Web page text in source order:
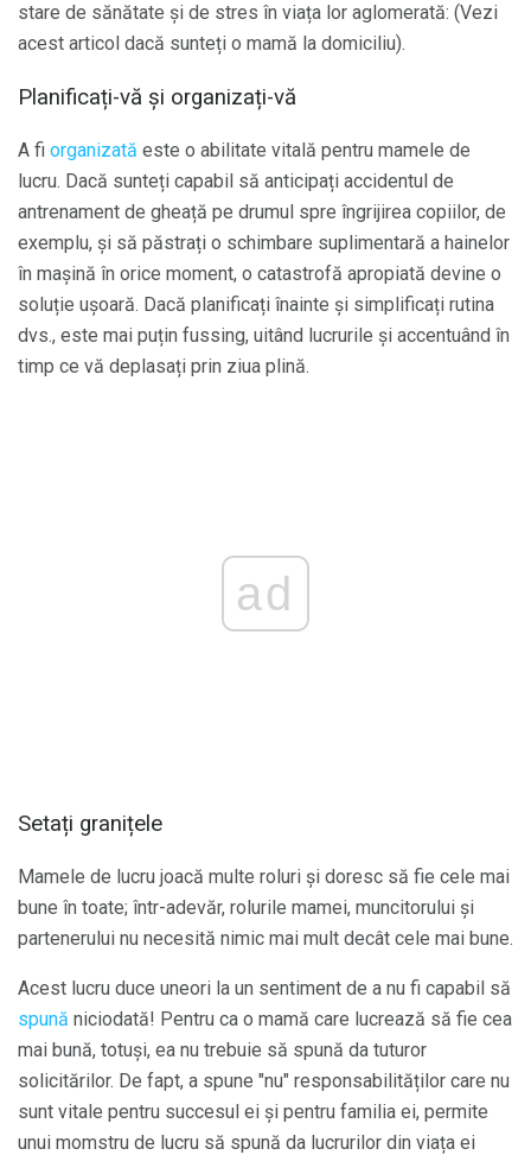
stare de sănătate și de stres în viața lor aglomerată: (Vezi
acest articol dacă sunteți o mamă la domiciliu).
Planificați-vă și organizați-vă
A fi organizată este o abilitate vitală pentru mamele de
lucru. Dacă sunteți capabil să anticipați accidentul de
antrenament de gheață pe drumul spre îngrijirea copiilor, de
exemplu, și să păstrați o schimbare suplimentară a hainelor
în mașină în orice moment, o catastrofă apropiată devine o
soluție ușoară. Dacă planificați înainte și simplificați rutina
dvs., este mai puțin fussing, uitând lucrurile și accentuând în
timp ce vă deplasați prin ziua plină.
ad
Setați granițele
Mamele de lucru joacă multe roluri și doresc să fie cele mai
bune în toate; într-adevăr, rolurile mamei, muncitorului și
partenerului nu necesită nimic mai mult decât cele mai bune.
Acest lucru duce uneori la un sentiment de a nu fi capabil să
spună niciodată! Pentru ca o mamă care lucrează să fie cea
mai bună, totuși, ea nu trebuie să spună da tuturor
solicitărilor. De fapt, a spune "nu" responsabilităților care nu
sunt vitale pentru succesul ei și pentru familia ei, permite
unui momstru de lucru să spună da lucrurilor din viața ei